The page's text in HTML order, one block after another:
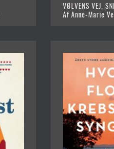
VØLVENS VEJ,
Af Anne-Marie